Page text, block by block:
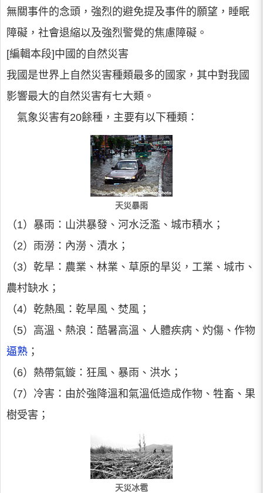
無關事件的念頭，強烈的避免提及事件的願望，睡眠
障礙，社會退縮以及強烈警覺的焦慮障礙。
[編輯本段]中國的自然災害
我國是世界上自然災害種類最多的國家，其中對我國
影響最大的自然災害有七大類。
氣象災害有20餘種，主要有以下種類：
天災暴雨
（1）暴雨：山洪暴發、河水泛濫、城市積水；
（2）雨澇：內澇、漬水；
（3）乾旱：農業、林業、草原的旱災，工業、城市、
農村缺水；
（4）乾熱風：乾旱風、焚風；
（5）高溫、熱浪：酷暑高溫、人體疾病、灼傷、作物
逼熟 ；
（6）熱帶氣鏇：狂風、暴雨、洪水；
（7）冷害：由於強降溫和氣溫低造成作物、牲畜、果
樹受害；
天災冰雹